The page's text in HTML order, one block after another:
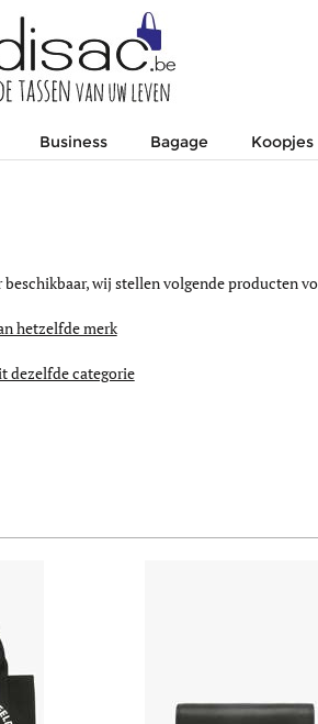
Business Bagage Koopjes
wij stellen volgende producten
hetzelfde merk
dezelfde categorie